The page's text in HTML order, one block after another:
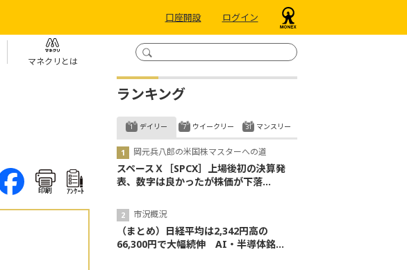
口座開設 ログイン
マネクリとは
印刷 ｱﾝｹｰﾄ
ランキング
デイリー
岡元兵八郎の米国株マスターへの道
スペースＸ［SPCX］上場後初の決算発
表、数字は良かったが株価が下落...
市況概況
（まとめ）日経平均は2,342円高の
66,300円で大幅続伸 AI・半導体銘...
ウイークリー マンスリー